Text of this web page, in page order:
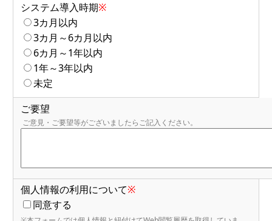
システム導入時期※
3カ月以内
3カ月～6カ月以内
6カ月～1年以内
1年～3年以内
未定
ご要望
ご意見・ご要望等がございましたらご記入ください。
個人情報の利用について※
同意する